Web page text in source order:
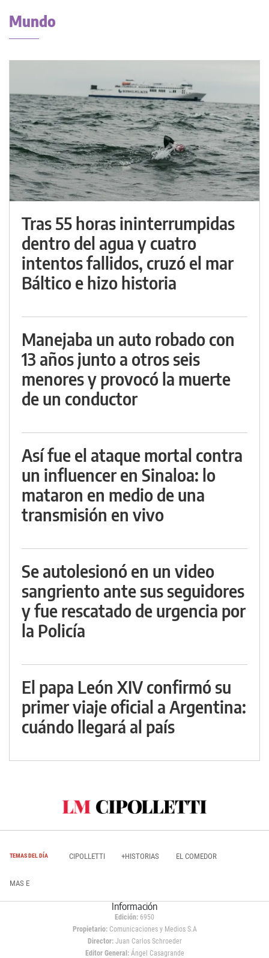
Mundo
Tras 55 horas ininterrumpidas
dentro del agua y cuatro
intentos fallidos, cruzó el mar
Báltico e hizo historia
Manejaba un auto robado con
13 años junto a otros seis
menores y provocó la muerte
de un conductor
Así fue el ataque mortal contra
un influencer en Sinaloa: lo
mataron en medio de una
transmisión en vivo
Se autolesionó en un video
sangriento ante sus seguidores
y fue rescatado de urgencia por
la Policía
El papa León XIV confirmó su
primer viaje oficial a Argentina:
cuándo llegará al país
TEMAS DEL DÍA CIPOLLETTI +HISTORIAS EL COMEDOR
MAS E
Información
Edición: 6950
Propietario:Comunicaciones y Medios S.A
Director: Juan Carlos Schroeder
Editor General:Ángel Casagrande